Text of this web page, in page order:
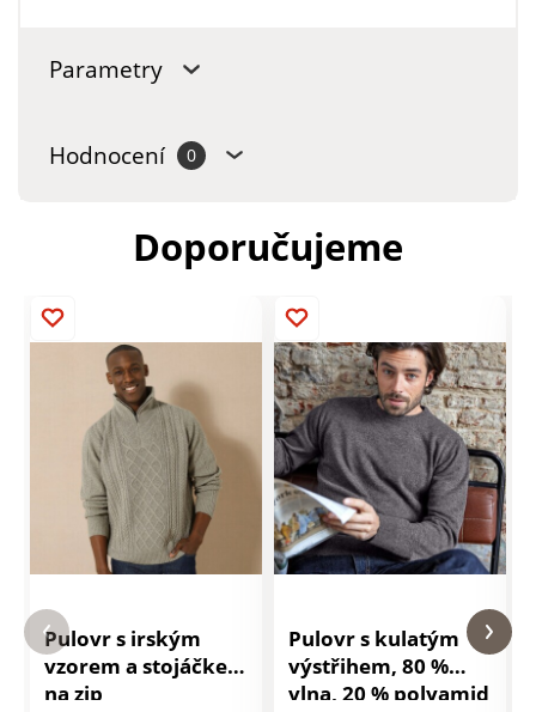
Parametry
Hodnocení 0
Doporučujeme
Pulovr s irským
vzorem a stojáčkem
na zip
Pulovr s kulatým
výstřihem, 80 %
vlna, 20 % polyamid